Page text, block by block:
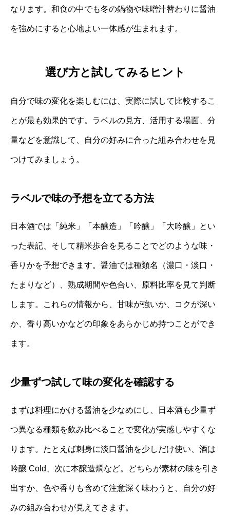
なります。和食の中でも冬の鍋物や味噌汁替わりに醤油
を強めにすると心地よい一体感が生まれます。
選び方と試してみるヒント
自分で味の変化を楽しむには、実際に試して比較するこ
とが最も効果的です。ラベルの見方、活用する場面、分
量などを意識して、自分の好みに合った組み合わせを見
つけてみましょう。
ラベルで味の予想を立てる方法
日本酒では「純米」「本醸造」「吟醸」「大吟醸」とい
った表記、そして精米歩合を見ることでどのような味・
香りかを予想できます。醤油では種類名（濃口・淡口・
たまりなど）、熟成期間や色合い、原料比率を見て判断
します。これらの情報から、甘味が強いか、コクが深い
か、香り高いかなどの印象をあらかじめ持つことができ
ます。
少量ずつ試して味の変化を確認する
まずは料理にかける醤油を少なめにし、日本酒も少量ず
つ異なる種類を飲み比べることで変化が実感しやすくな
ります。たとえば刺身に淡口醤油を少しだけ使い、酒は
吟醸 Cold、次に本醸造燗など。どちらが素材の味を引き
出すか、色や香りも含めて注意深く味わうと、自分の好
みの組み合わせが見えてきます。